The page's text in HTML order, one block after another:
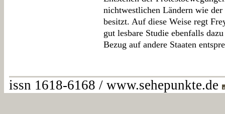
nichtwestlichen Ländern wie
besitzt. Auf diese Weise regt
gut lesbare Studie ebenfalls
Bezug auf andere Staaten
issn 1618-6168 / www.sehepunkte.de